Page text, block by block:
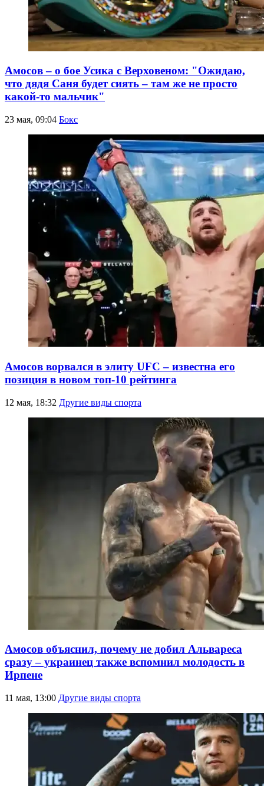
Амосов – о бое Усика с Верховеном: "Ожидаю,
что дядя Саня будет сиять – там же не просто
какой-то мальчик"
23 мая, 09:04 Бокс
Амосов ворвался в элиту UFC – известна его
позиция в новом топ-10 рейтинга
12 мая, 18:32 Другие виды спорта
Амосов объяснил, почему не добил Альвареса
сразу – украинец также вспомнил молодость в
Ирпене
11 мая, 13:00 Другие виды спорта